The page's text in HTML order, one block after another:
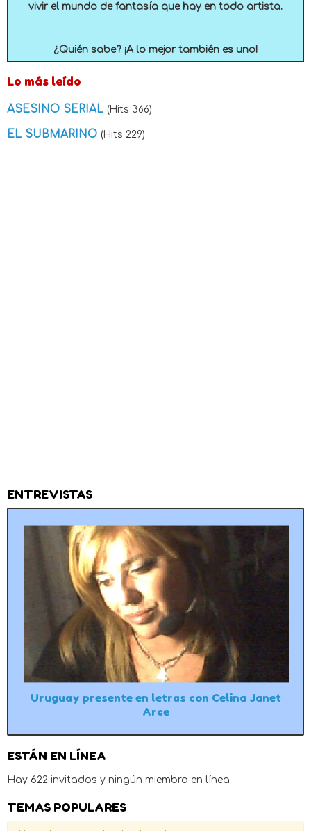
vivir el mundo de fantasía que hay en todo artista.
¿Quién sabe? ¡A lo mejor también es uno!
Lo más leído
ASESINO SERIAL (Hits 366)
EL SUBMARINO (Hits 229)
ENTREVISTAS
Uruguay presente en letras con Celina Janet
Arce
ESTÁN EN LÍNEA
Hay 622 invitados y ningún miembro en línea
TEMAS POPULARES